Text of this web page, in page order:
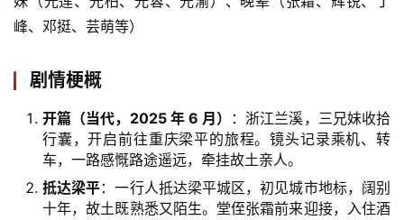
峰、邓挺、芸萌等）
剧情梗概
开篇（当代，2025 年 6 月）
：浙江兰溪，三兄妹收拾
行囊，开启前往重庆梁平的旅程。镜头记录乘机、转
车，一路感慨路途遥远，牵挂故土亲人。
抵达梁平：一行人抵达梁平城区，初见城市地标，阔别
十年，故土既熟悉又陌生。堂侄张霜前来迎接，入住酒